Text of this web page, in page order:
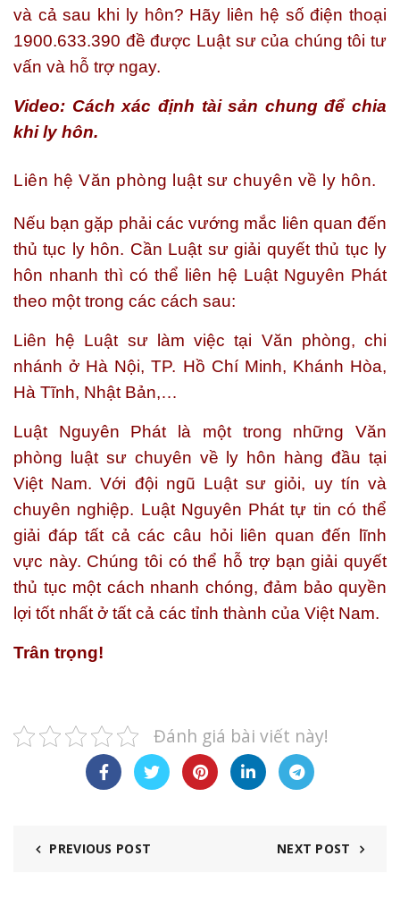
và cả sau khi ly hôn? Hãy liên hệ số điện thoại
1900.633.390 đề được Luật sư của chúng tôi tư
vấn và hỗ trợ ngay.
Video: Cách xác định tài sản chung để chia
khi ly hôn.
Liên hệ Văn phòng luật sư chuyên về ly hôn.
Nếu bạn gặp phải các vướng mắc liên quan đến
thủ tục ly hôn. Cần Luật sư giải quyết thủ tục ly
hôn nhanh thì có thể liên hệ Luật Nguyên Phát
theo một trong các cách sau:
Liên hệ Luật sư làm việc tại Văn phòng, chi
nhánh ở Hà Nội, TP. Hồ Chí Minh, Khánh Hòa,
Hà Tĩnh, Nhật Bản,…
Luật Nguyên Phát
là một trong những Văn
phòng luật sư chuyên về ly hôn hàng đầu tại
Việt Nam. Với đội ngũ Luật sư giỏi, uy tín và
chuyên nghiệp. Luật Nguyên Phát tự tin có thể
giải đáp tất cả các câu hỏi liên quan đến lĩnh
vực này. Chúng tôi có thể hỗ trợ bạn giải quyết
thủ tục một cách nhanh chóng, đảm bảo quyền
lợi tốt nhất ở tất cả các tỉnh thành của Việt Nam.
Trân trọng!
Đánh giá bài viết này!
PREVIOUS POST NEXT POST